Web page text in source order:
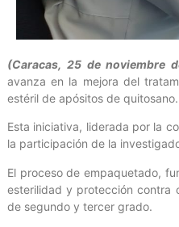
(Caracas, 25 de noviembre
avanza en la mejora del
estéril de apósitos de quitosano.
Esta iniciativa, liderada por la
la participación de la
El proceso de empaquetado,
esterilidad y protección contra
de segundo y tercer grado.